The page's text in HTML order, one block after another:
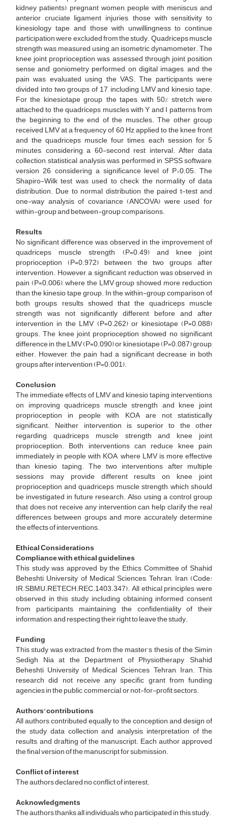
kidney patients), pregnant women, people with meniscus and
anterior cruciate ligament injuries, those with sensitivity to
kinesiology tape, and those with unwillingness to continue
participation were excluded from the study. Quadriceps muscle
strength was measured using an isometric dynamometer. The
knee joint proprioception was assessed through joint position
sense and goniometry performed on digital images, and the
pain was evaluated using the VAS. The participants were
divided into two groups of 17, including LMV and kinesio tape.
For the kinesiotape group, the tapes with 50% stretch were
attached to the quadriceps muscles with Y and I patterns from
the beginning to the end of the muscles. The other group
received LMV at a frequency of 60 Hz applied to the knee front
and the quadriceps muscle four times, each session for 5
minutes, considering a 60-second rest interval. After data
collection, statistical analysis was performed in SPSS software,
version 26, considering a significance level of P<0.05. The
Shapiro-Wilk test was used to check the normality of data
distribution. Due to normal distribution, the paired t-test and
one-way analysis of covariance (ANCOVA) were used for
within-group and between-group comparisons.
Results
No significant difference was observed in the improvement of
quadriceps muscle strength (P=0.49) and knee joint
proprioception (P=0.972) between the two groups after
intervention. However, a significant reduction was observed in
pain (P=0.006), where the LMV group showed more reduction
than the kinesio tape group. In the within-group comparison of
both groups, results showed that the quadriceps muscle
strength was not significantly different before and after
intervention in the LMV (P=0.262) or kinesiotape (P=0.088)
groups. The knee joint proprioception showed no significant
difference in the LMV (P=0.090) or kinesiotape (P=0.087) group,
either. However, the pain had a significant decrease in both
groups after intervention (P=0.001).
Conclusion
The immediate effects of LMV and kinesio taping interventions
on improving quadriceps muscle strength and knee joint
proprioception in people with KOA are not statistically
significant. Neither intervention is superior to the other
regarding quadriceps muscle strength and knee joint
proprioception. Both interventions can reduce knee pain
immediately in people with KOA, where LMV is more effective
than kinesio taping. The two interventions after multiple
sessions may provide different results on knee joint
proprioception and quadriceps muscle strength, which should
be investigated in future research. Also, using a control group
that does not receive any intervention can help clarify the real
differences between groups and more accurately determine
the effects of interventions.
Ethical Considerations
Compliance with ethical guidelines
This study was approved by the Ethics Committee of Shahid
Beheshti University of Medical Sciences, Tehran, Iran (Code:
IR.SBMU.RETECH.REC.1403.347). All ethical principles were
observed in this study, including obtaining informed consent
from participants, maintaining the confidentiality of their
information, and respecting their right to leave the study.
Funding
This study was extracted from the master’s thesis of the Simin
Sedigh Nia at the Department of Physiotherapy, Shahid
Beheshti University of Medical Sciences, Tehran, Iran. This
research did not receive any specific grant from funding
agencies in the public, commercial, or not-for-profit sectors.
Authors' contributions
All authors contributed equally to the conception and design of
the study, data collection and analysis, interpretation of the
results, and drafting of the manuscript. Each author approved
the final version of the manuscript for submission.
Conflict of interest
The authors declared no conflict of interest.
Acknowledgments
The authors thanks all individuals who participated in this study.